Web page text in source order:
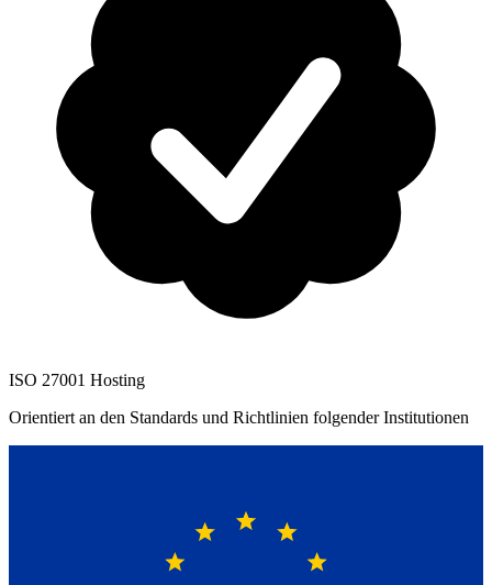
ISO 27001 Hosting
Orientiert an den Standards und Richtlinien folgender Institutionen